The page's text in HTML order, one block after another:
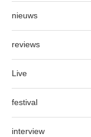
nieuws
reviews
Live
festival
interview